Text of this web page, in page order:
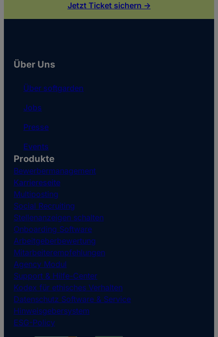
Jetzt Ticket sichern ->
Über Uns
Über softgarden
Jobs
Presse
Events
Produkte
Bewerbermanagement
Karriereseite
Multiposting
Social Recruiting
Stellenanzeigen schalten
Onboarding Software
Arbeitgeberbewertung
Mitarbeiterempfehlungen
Agency Modul
Support & Hilfe-Center
Kodex für ethisches Verhalten
Datenschutz Software & Service
Hinweisgebersystem
ESG-Policy